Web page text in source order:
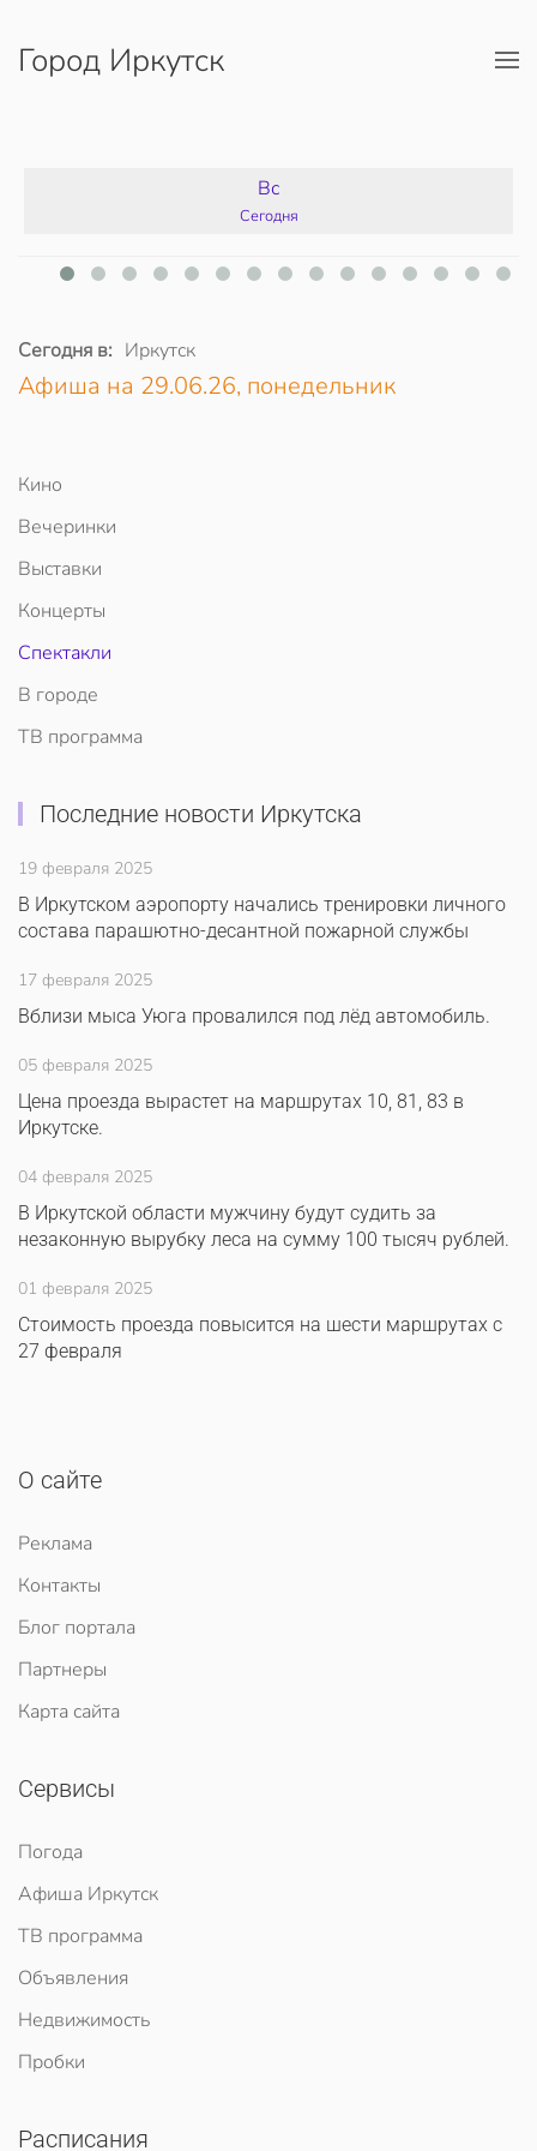
Перейти к содержимому
Город Иркутск
Вс
Сегодня
Сегодня в: Иркутск
Афиша на 29.06.26, понедельник
Кино
Вечеринки
Выставки
Концерты
Спектакли
В городе
ТВ программа
Последние новости Иркутска
19 февраля 2025
В Иркутском аэропорту начались тренировки личного
состава парашютно-десантной пожарной службы
17 февраля 2025
Вблизи мыса Уюга провалился под лёд автомобиль.
05 февраля 2025
Цена проезда вырастет на маршрутах 10, 81, 83 в
Иркутске.
04 февраля 2025
В Иркутской области мужчину будут судить за
незаконную вырубку леса на сумму 100 тысяч рублей.
01 февраля 2025
Стоимость проезда повысится на шести маршрутах с
27 февраля
О сайте
Реклама
Контакты
Блог портала
Партнеры
Карта сайта
Сервисы
Погода
Афиша Иркутск
ТВ программа
Объявления
Недвижимость
Пробки
Расписания